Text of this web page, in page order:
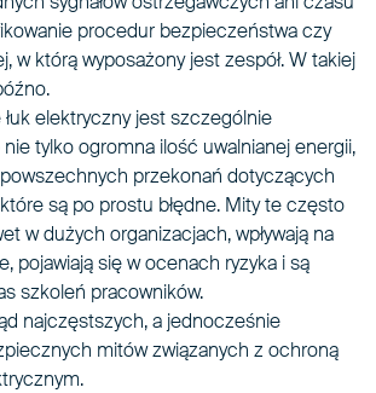
procedur bezpieczeństwa czy
w którą wyposażony jest zespół. W takiej
łuk elektryczny jest szczególnie
tylko ogromna ilość uwalnianej energii,
przekonań dotyczących
są po prostu błędne. Mity te często
w dużych organizacjach, wpływają na
pojawiają się w ocenach ryzyka i są
szkoleń pracowników.
najczęstszych, a jednocześnie
mitów związanych z ochroną